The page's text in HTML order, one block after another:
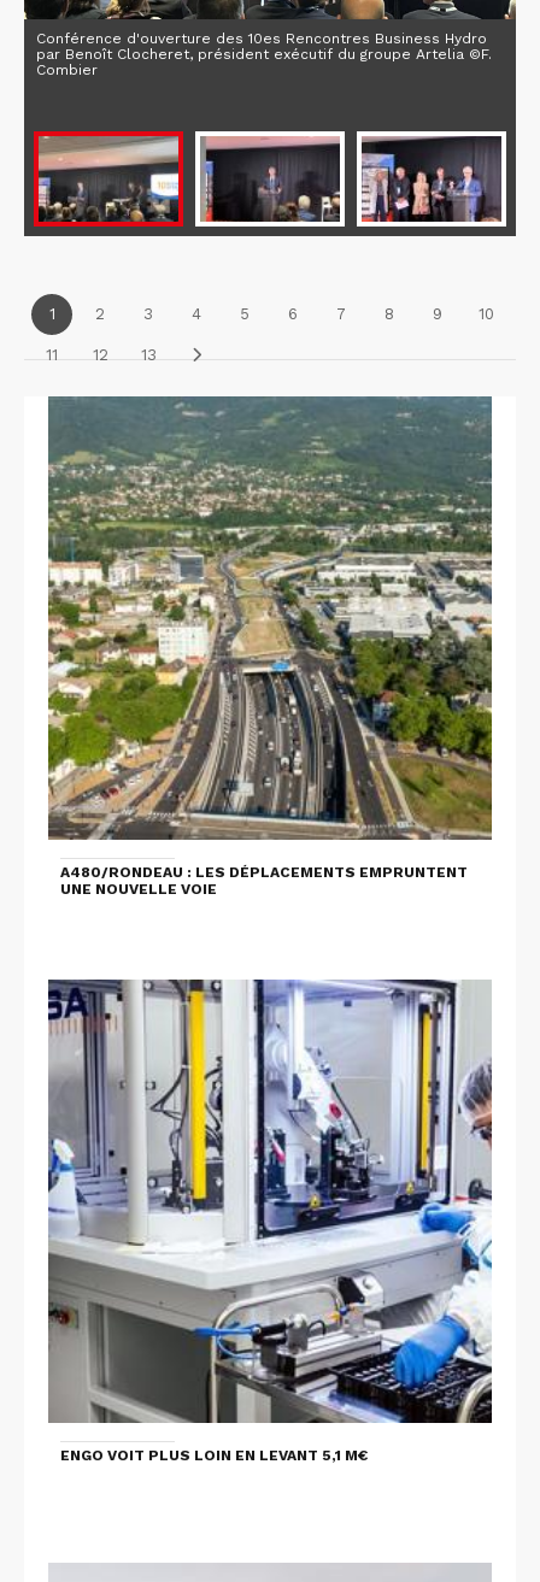
Conférence d'ouverture des 10es Rencontres Business Hydro
par Benoît Clocheret, président exécutif du groupe Artelia ©F.
Combier
1 2 3 4 5 6 7 8 9 10
11 12 13
A480/RONDEAU : LES DÉPLACEMENTS EMPRUNTENT
UNE NOUVELLE VOIE
ENGO VOIT PLUS LOIN EN LEVANT 5,1 M€